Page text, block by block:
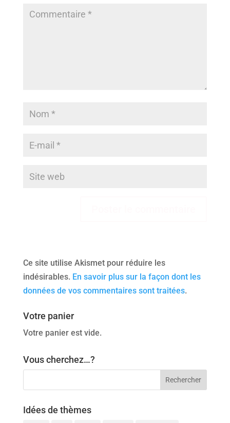
Ce site utilise Akismet pour réduire les
indésirables. En savoir plus sur la façon dont les
données de vos commentaires sont traitées.
Votre panier
Votre panier est vide.
Vous cherchez…?
Idées de thèmes